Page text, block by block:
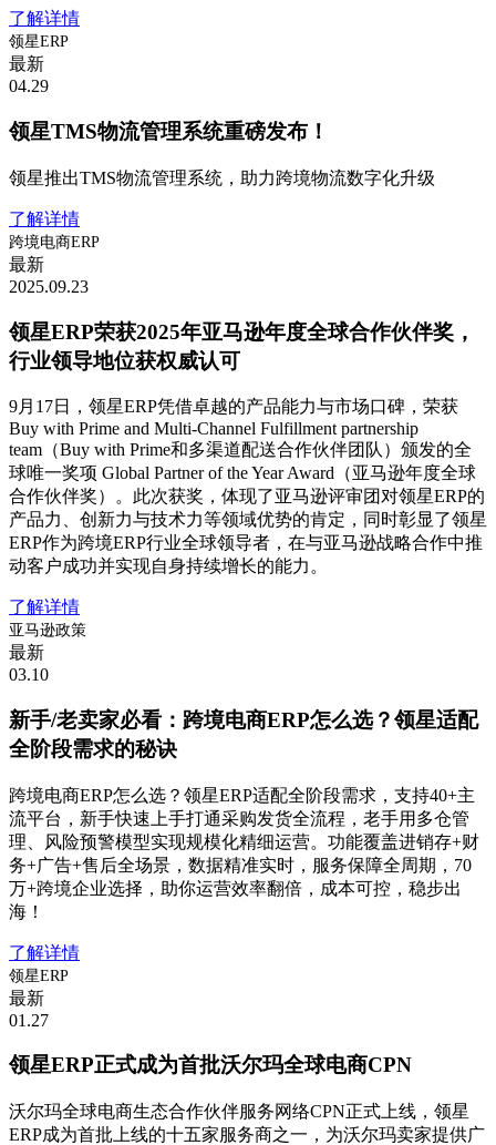
了解详情
领星ERP
最新
04.29
领星TMS物流管理系统重磅发布！
领星推出TMS物流管理系统，助力跨境物流数字化升级
了解详情
跨境电商ERP
最新
2025.09.23
领星ERP荣获2025年亚马逊年度全球合作伙伴奖，
行业领导地位获权威认可
9月17日，领星ERP凭借卓越的产品能力与市场口碑，荣获
Buy with Prime and Multi-Channel Fulfillment partnership
team（Buy with Prime和多渠道配送合作伙伴团队）颁发的全
球唯一奖项 Global Partner of the Year Award（亚马逊年度全球
合作伙伴奖）。此次获奖，体现了亚马逊评审团对领星ERP的
产品力、创新力与技术力等领域优势的肯定，同时彰显了领星
ERP作为跨境ERP行业全球领导者，在与亚马逊战略合作中推
动客户成功并实现自身持续增长的能力。
了解详情
亚马逊政策
最新
03.10
新手/老卖家必看：跨境电商ERP怎么选？领星适配
全阶段需求的秘诀
跨境电商ERP怎么选？领星ERP适配全阶段需求，支持40+主
流平台，新手快速上手打通采购发货全流程，老手用多仓管
理、风险预警模型实现规模化精细运营。功能覆盖进销存+财
务+广告+售后全场景，数据精准实时，服务保障全周期，70
万+跨境企业选择，助你运营效率翻倍，成本可控，稳步出
海！
了解详情
领星ERP
最新
01.27
领星ERP正式成为首批沃尔玛全球电商CPN
沃尔玛全球电商生态合作伙伴服务网络CPN正式上线，领星
ERP成为首批上线的十五家服务商之一，为沃尔玛卖家提供广